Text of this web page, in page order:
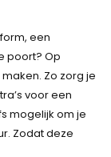
een
poort? Op
Zo zorg je
voor een
mogelijk om je
Zodat deze